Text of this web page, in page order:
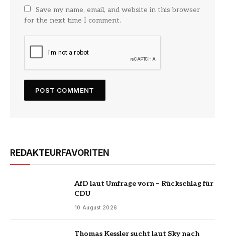
Save my name, email, and website in this browser
for the next time I comment.
REDAKTEURFAVORITEN
AfD laut Umfrage vorn – Rückschlag für
CDU
10 August 2026
Thomas Kessler sucht laut Sky nach